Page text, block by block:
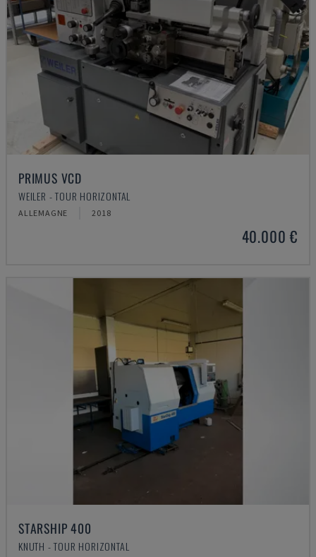
PRIMUS VCD
WEILER - TOUR HORIZONTAL
ALLEMAGNE 2018
40.000 €
STARSHIP 400
KNUTH - TOUR HORIZONTAL